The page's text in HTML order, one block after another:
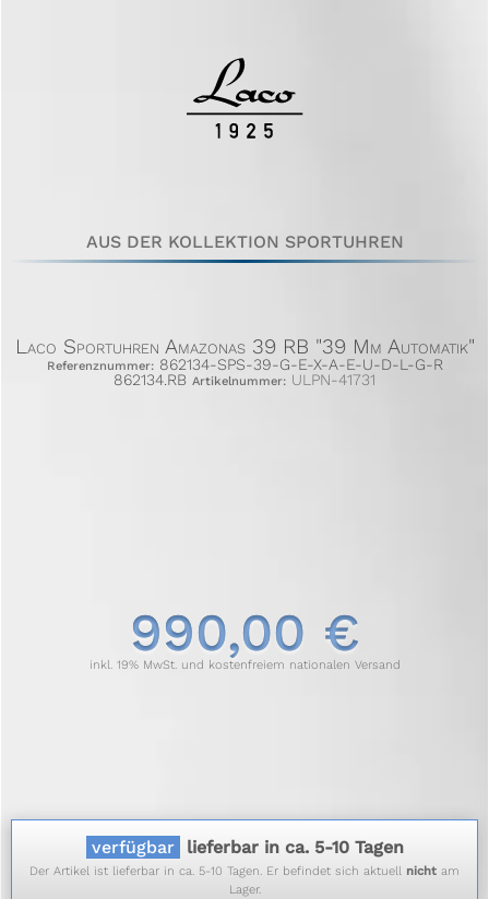
AUS DER KOLLEKTION SPORTUHREN
Laco Sportuhren Amazonas 39 RB "39 Mm Automatik"
Referenznummer: 862134-SPS-39-G-E-X-A-E-U-D-L-G-R
862134.RB Artikelnummer: ULPN-41731
990,00 €
inkl. 19% MwSt. und kostenfreiem nationalen Versand
verfügbar lieferbar in ca. 5-10 Tagen
Der Artikel ist lieferbar in ca. 5-10 Tagen. Er befindet sich aktuell nicht am
Lager.